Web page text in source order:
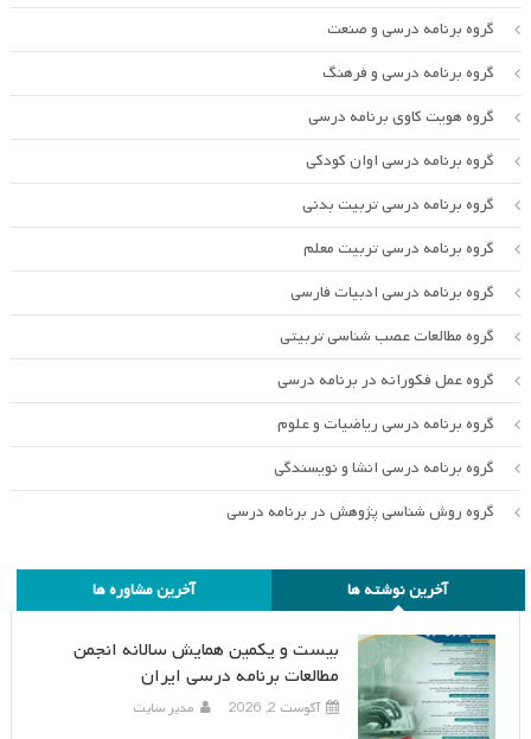
گروه برنامه درسی و صنعت
گروه برنامه درسی و فرهنگ
گروه هویت کاوی برنامه درسی
گروه برنامه درسی اوان کودکی
گروه برنامه درسی تربیت بدنی
گروه برنامه درسی تربیت معلم
گروه برنامه درسی ادبیات فارسی
گروه مطالعات عصب شناسی تربیتی
گروه عمل فکورانه در برنامه درسی
گروه برنامه درسی ریاضیات و علوم
گروه برنامه درسی انشا و نویسندگی
گروه روش شناسی پژوهش در برنامه درسی
آخرین نوشته ها آخرین مشاوره ها
بیست و یکمین همایش سالانه انجمن
مطالعات برنامه درسی ایران
آگوست 2, 2026 مدیر سایت